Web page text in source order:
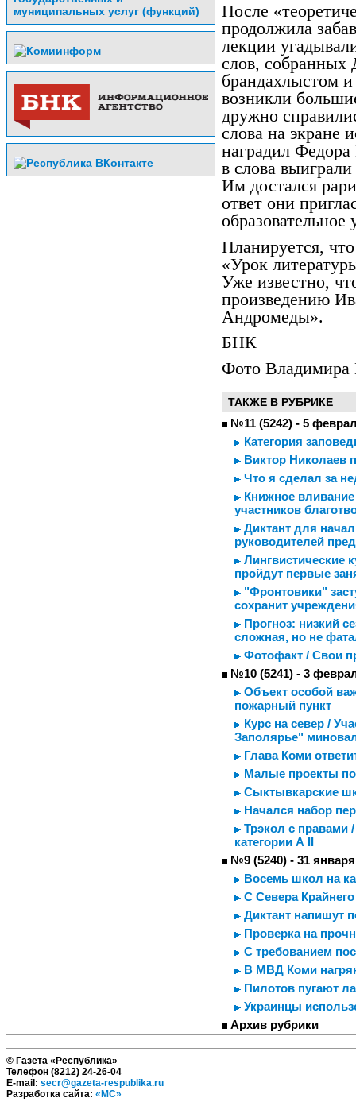
После
продолжила
лекции
слов,
брандахлыстом
возникли
дружно
слова на экране
наградил
в слова
Им достался
ответ они
образовательное
Планируется,
«Урок
Уже известно,
произведению
Андромеды».
БНК
Фото
ТАКЖЕ В РУБРИКЕ
№11 (5242) - 5
Категория
Виктор Николаев
Что я сделал за
Книжное
участников
Диктант для
руководителей
Лингвистические
пройдут первые
"Фронтовики"
сохранит
Прогноз: низкий
сложная, но не
Фотофакт / Свои
№10 (5241) - 3
Объект особой
пожарный пункт
Курс на север /
Заполярье"
Глава Коми
Малые проекты
Сыктывкарские
Начался набор
Трэкол с правами
категории А II
№9 (5240) - 31 января
Восемь школ на
С Севера
Диктант напишут
Проверка на
С требованием
В МВД Коми
Пилотов пугают
Украинцы
Архив рубрики
© Газета «Республика»
Телефон (8212) 24-26-04
E-mail: secr@gazeta-respublika.ru
Разработка сайта: «МС»